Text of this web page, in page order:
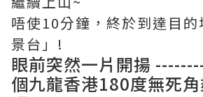
唔使10分鐘，終於到達目
景台」!
眼前突然一片開揚
個九龍香港180度無死